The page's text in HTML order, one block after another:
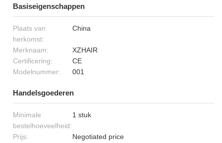
Basiseigenschappen
Plaats van
herkomst:
China
Merknaam:
XZHAIR
Certificering:
CE
Modelnummer:
001
Handelsgoederen
Minimale
bestelhoeveelheid:
1 stuk
Prijs:
Negotiated price